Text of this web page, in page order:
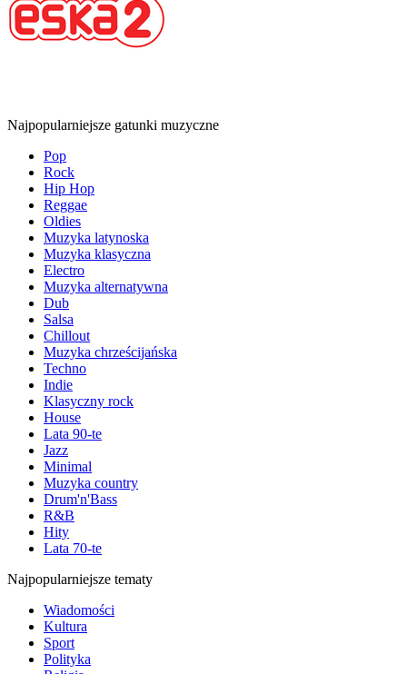
Najpopularniejsze gatunki muzyczne
Pop
Rock
Hip Hop
Reggae
Oldies
Muzyka latynoska
Muzyka klasyczna
Electro
Muzyka alternatywna
Dub
Salsa
Chillout
Muzyka chrześcijańska
Techno
Indie
Klasyczny rock
House
Lata 90-te
Jazz
Minimal
Muzyka country
Drum'n'Bass
R&B
Hity
Lata 70-te
Najpopularniejsze tematy
Wiadomości
Kultura
Sport
Polityka